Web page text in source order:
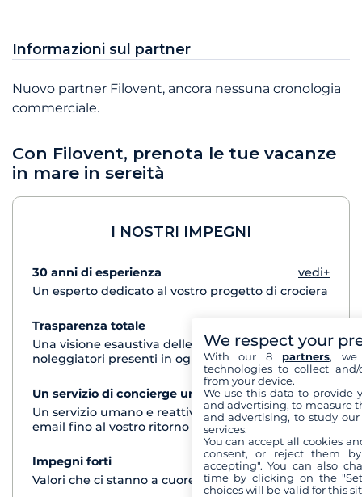
Informazioni sul partner
Nuovo partner Filovent, ancora nessuna cronologia
commerciale.
Con Filovent, prenota le tue vacanze
in mare in sereità
I NOSTRI IMPEGNI
30 anni di esperienza
vedi+
Un esperto dedicato al vostro progetto di crociera
Trasparenza totale
Una visione esaustiva delle barche di tutti i
noleggiatori presenti in ogni destinazione
Un servizio di concierge unico
vedi+
Un servizio umano e reattivo per telefono o via
email fino al vostro ritorno dalla crociera
Impegni forti
vedi+
Valori che ci stanno a cuore
We respect your
With our 8 partners, we
technologies to collect
from your device.
We use this data to provide
and advertising, to measure
and advertising, to study
services.
You can accept all cookies
consent, or reject them
accepting". You can also
time by clicking on the
choices will be valid for this